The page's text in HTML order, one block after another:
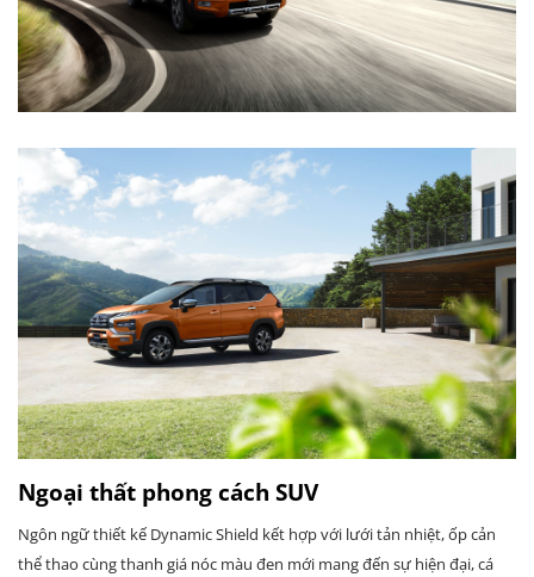
Ngoại thất phong cách SUV
Ngôn ngữ thiết kế Dynamic Shield kết hợp với lưới tản nhiệt, ốp cản
thể thao cùng thanh giá nóc màu đen mới mang đến sự hiện đại, cá